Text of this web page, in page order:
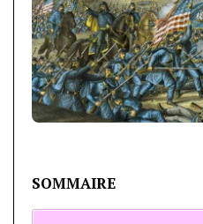
SOMMAIRE